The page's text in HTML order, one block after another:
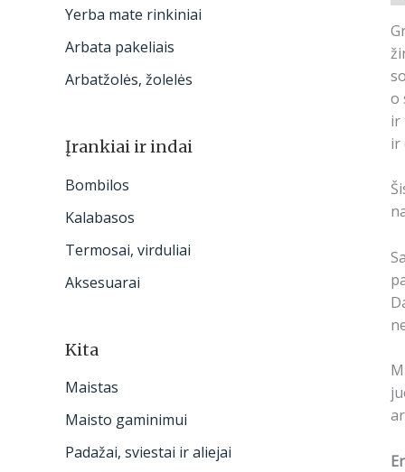
Yerba mate rinkiniai
Arbata pakeliais
Arbatžolės, žolelės
Įrankiai ir indai
Bombilos
Kalabasos
Termosai, virduliai
Aksesuarai
Kita
Maistas
Maisto gaminimui
Padažai, sviestai ir aliejai
o
ir
ir